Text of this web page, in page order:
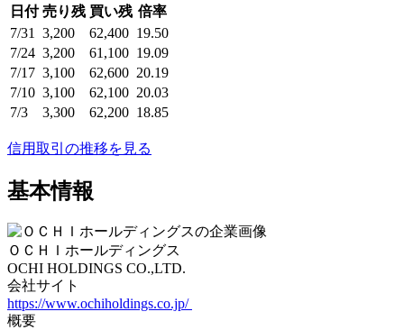
日付 売り残 買い残 倍率
7/31
3,200 62,400 19.50
7/24 3,200 61,100 19.09
7/17 3,100 62,600 20.19
7/10 3,100 62,100 20.03
7/3
3,300 62,200 18.85
信用取引の推移を見る
基本情報
ＯＣＨＩホールディングス
OCHI HOLDINGS CO.,LTD.
会社サイト
https://www.ochiholdings.co.jp/
概要